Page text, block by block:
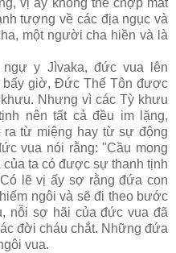
vị ấy không thể chợp mắt
tượng về các địa ngục và
một người cha hiền và là
y Jìvaka, đức vua lên
giờ, Ðức Thế Tôn được
Nhưng vì các Tỳ khưu
nên tất cả đều im lặng,
ra từ miệng hay từ sự động
vua nói rằng: "Cầu mong
ta có được sự thanh tịnh
lẽ vị ấy sợ rằng đứa con
ngôi và sẽ đi theo bước
nỗi sợ hãi của đức vua đã
đời cháu chắt. Những đứa
vua.